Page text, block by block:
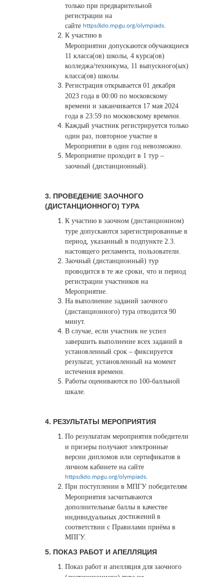
только при предварительной
регистрации на
сайте https://sdo.mpgu.org/olympiads.
К участию в
Мероприятии допускаются обучающиеся
11 класса(ов) школы, 4 курса(ов)
колледжа/техникума, 11 выпускного(ых)
класса(ов) школы.
Регистрация открывается 01 декабря
2023 года в 00:00 по московскому
времени и заканчивается 17 мая 2024
года в 23:59 по московскому времени.
Каждый участник регистрируется только
один раз, повторное участие в
Мероприятии в один год невозможно.
Мероприятие проходит в 1 тур –
заочный (дистанционный).
3. ПРОВЕДЕНИЕ ЗАОЧНОГО
(ДИСТАНЦИОННОГО) ТУРА
К участию в заочном (дистанционном)
туре допускаются зарегистрированные в
период, указанный в подпункте 2.3.
настоящего регламента, пользователи.
Заочный (дистанционный) тур
проводится в те же сроки, что и период
регистрации участников на
Мероприятие.
На выполнение заданий заочного
(дистанционного) тура отводится 90
минут.
В случае, если участник не успел
завершить выполнение всех заданий в
установленный срок – фиксируется
результат, установленный на момент
истечения времени.
Работы оцениваются по 100-балльной
шкале.
4. РЕЗУЛЬТАТЫ МЕРОПРИЯТИЯ
По результатам мероприятия победители
и призеры получают электронные
версии дипломов или сертификатов в
личном кабинете на сайте
https://sdo.mpgu.org/olympiads.
При поступлении в МПГУ победителям
Мероприятия засчитываются
дополнительные баллы в качестве
индивидуальных достижений в
соответствии с Правилами приёма в
МПГУ.
5. ПОКАЗ РАБОТ И АПЕЛЛЯЦИЯ
Показ работ и апелляция для заочного